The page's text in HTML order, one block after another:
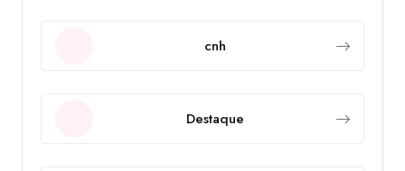
cnh
Destaque